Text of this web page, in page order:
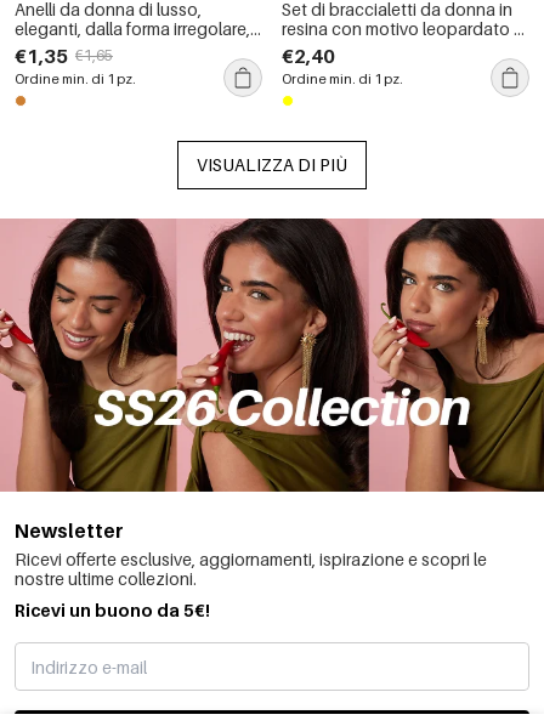
Anelli da donna di lusso,
eleganti, dalla forma irregolare,
in acciaio inossidabile,
impermeabili, color oro, con
zirconi.
€1,35 €1,65
Ordine min. di 1 pz.
Set di braccialetti da donna in
resina con motivo leopardato e
colori misti
€2,40
Ordine min. di 1 pz.
VISUALIZZA DI PIÙ
Newsletter
Ricevi offerte esclusive, aggiornamenti, ispirazione e scopri le
nostre ultime collezioni.
Ricevi un buono da 5€!